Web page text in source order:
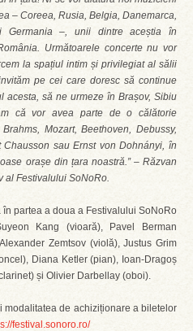
– Coreea, Rusia, Belgia, Danemarca,
Germania –, unii dintre aceștia în
Următoarele concerte nu vor
la spațiul intim și privilegiat al sălii
pe cei care doresc să continue
acesta, să ne urmeze în Brașov, Sibiu
că vor avea parte de o călătorie
Mozart, Beethoven, Debussy,
Chausson sau Ernst von Dohnányi, în
orașe din țara noastră.” – Răzvan
al Festivalului SoNoRo.
partea a doua a Festivalului SoNoRo
Kang (vioară), Pavel Berman
Zemtsov (violă), Justus Grim
Diana Ketler (pian), Ioan-Dragoș
și Olivier Darbellay (oboi).
modalitatea de achiziționare a biletelor
festival.sonoro.ro/